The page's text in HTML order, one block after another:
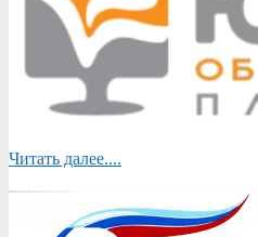
Читать далее....